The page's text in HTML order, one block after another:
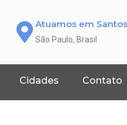
Atuamos em Santos
São Paulo, Brasil
Cidades Contato